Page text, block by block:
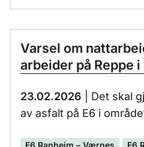
plass.
Varsel om
arbeider på Reppe
23.02.2026 | Det skal
av asfalt på E6 i
E6 Ranheim – Værnes E6